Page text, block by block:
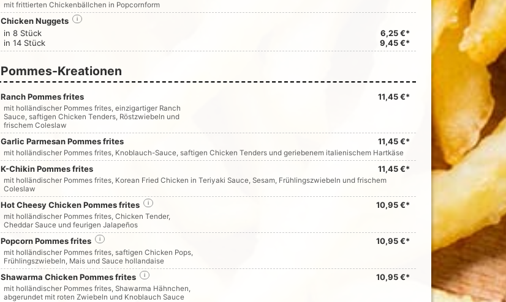
mit frittierten Chickenbällchen in Popcornform
Chicken Nuggets i
in 8 Stück
6,25 €*
in 14 Stück
9,45 €*
Pommes-Kreationen
Ranch Pommes frites 11,45 €*
mit holländischer Pommes frites, einzigartiger Ranch
Sauce, saftigen Chicken Tenders, Röstzwiebeln und
frischem Coleslaw
Garlic Parmesan Pommes frites 11,45 €*
mit holländischer Pommes frites, Knoblauch-Sauce, saftigen Chicken Tenders und geriebenem italienischem Hartkäse
K-Chikin Pommes frites 11,45 €*
mit holländischer Pommes frites, Korean Fried Chicken in Teriyaki Sauce, Sesam, Frühlingszwiebeln und frischem
Coleslaw
Hot Cheesy Chicken Pommes frites 10,95 €*
i
mit holländischer Pommes frites, Chicken Tender,
Cheddar Sauce und feurigen Jalapeños
Popcorn Pommes frites 10,95 €*
i
mit holländischer Pommes frites, saftigen Chicken Pops,
Frühlingszwiebeln, Mais und Sauce hollandaise
Shawarma Chicken Pommes frites 10,95 €*
i
mit holländischer Pommes frites, Shawarma Hähnchen,
abgerundet mit roten Zwiebeln und Knoblauch Sauce